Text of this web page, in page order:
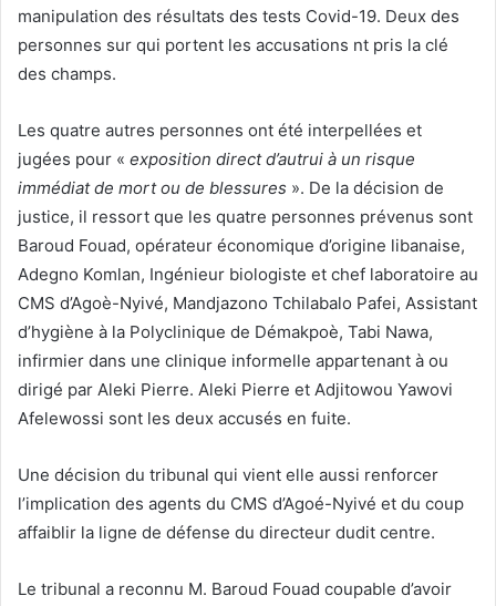
manipulation des résultats des tests Covid-19. Deux des
personnes sur qui portent les accusations nt pris la clé
des champs.
Les quatre autres personnes ont été interpellées et
jugées pour « exposition direct d’autrui à un risque
immédiat de mort ou de blessures ». De la décision de
justice, il ressort que les quatre personnes prévenus sont
Baroud Fouad, opérateur économique d’origine libanaise,
Adegno Komlan, Ingénieur biologiste et chef laboratoire au
CMS d’Agoè-Nyivé, Mandjazono Tchilabalo Pafei, Assistant
d’hygiène à la Polyclinique de Démakpoè, Tabi Nawa,
infirmier dans une clinique informelle appartenant à ou
dirigé par Aleki Pierre. Aleki Pierre et Adjitowou Yawovi
Afelewossi sont les deux accusés en fuite.
Une décision du tribunal qui vient elle aussi renforcer
l’implication des agents du CMS d’Agoé-Nyivé et du coup
affaiblir la ligne de défense du directeur dudit centre.
Le tribunal a reconnu M. Baroud Fouad coupable d’avoir